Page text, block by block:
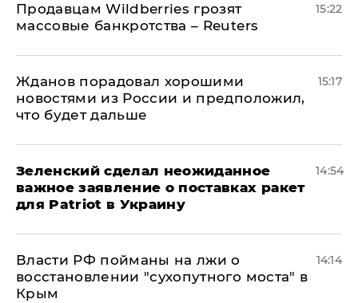
Продавцам Wildberries грозят
массовые банкротства – Reuters
15:22
Жданов порадовал хорошими
новостями из России и предположил,
что будет дальше
15:17
Зеленский сделал неожиданное
важное заявление о поставках ракет
для Patriot в Украину
14:54
Власти РФ пойманы на лжи о
восстановлении "сухопутного моста" в
Крым
14:14